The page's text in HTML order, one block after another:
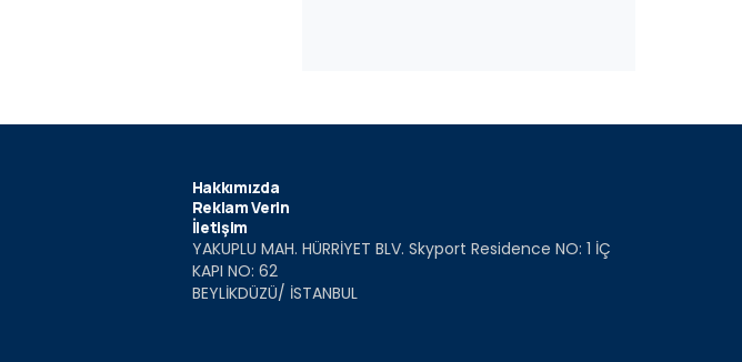
Hakkımızda
Reklam Verin
İletişim
YAKUPLU MAH. HÜRRİYET BLV. Skyport Residence NO: 1 İÇ
KAPI NO: 62
BEYLİKDÜZÜ/ İSTANBUL